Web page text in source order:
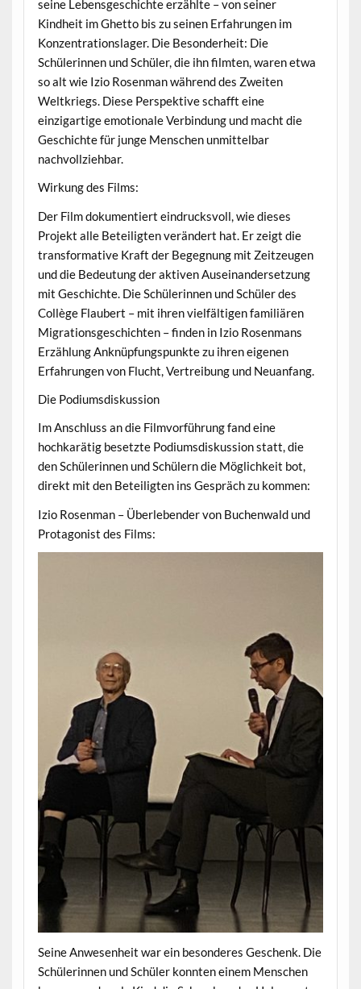
seine Lebensgeschichte erzählte – von seiner
Kindheit im Ghetto bis zu seinen Erfahrungen im
Konzentrationslager. Die Besonderheit: Die
Schülerinnen und Schüler, die ihn filmten, waren etwa
so alt wie Izio Rosenman während des Zweiten
Weltkriegs. Diese Perspektive schafft eine
einzigartige emotionale Verbindung und macht die
Geschichte für junge Menschen unmittelbar
nachvollziehbar.
Wirkung des Films:
Der Film dokumentiert eindrucksvoll, wie dieses
Projekt alle Beteiligten verändert hat. Er zeigt die
transformative Kraft der Begegnung mit Zeitzeugen
und die Bedeutung der aktiven Auseinandersetzung
mit Geschichte. Die Schülerinnen und Schüler des
Collège Flaubert – mit ihren vielfältigen familiären
Migrationsgeschichten – finden in Izio Rosenmans
Erzählung Anknüpfungspunkte zu ihren eigenen
Erfahrungen von Flucht, Vertreibung und Neuanfang.
Die Podiumsdiskussion
Im Anschluss an die Filmvorführung fand eine
hochkarätig besetzte Podiumsdiskussion statt, die
den Schülerinnen und Schülern die Möglichkeit bot,
direkt mit den Beteiligten ins Gespräch zu kommen:
Izio Rosenman – Überlebender von Buchenwald und
Protagonist des Films:
Seine Anwesenheit war ein besonderes Geschenk. Die
Schülerinnen und Schüler konnten einem Menschen